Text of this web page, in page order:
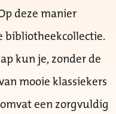
deze manier
bibliotheekcollectie.
kun je, zonder de
mooie klassiekers
een zorgvuldig